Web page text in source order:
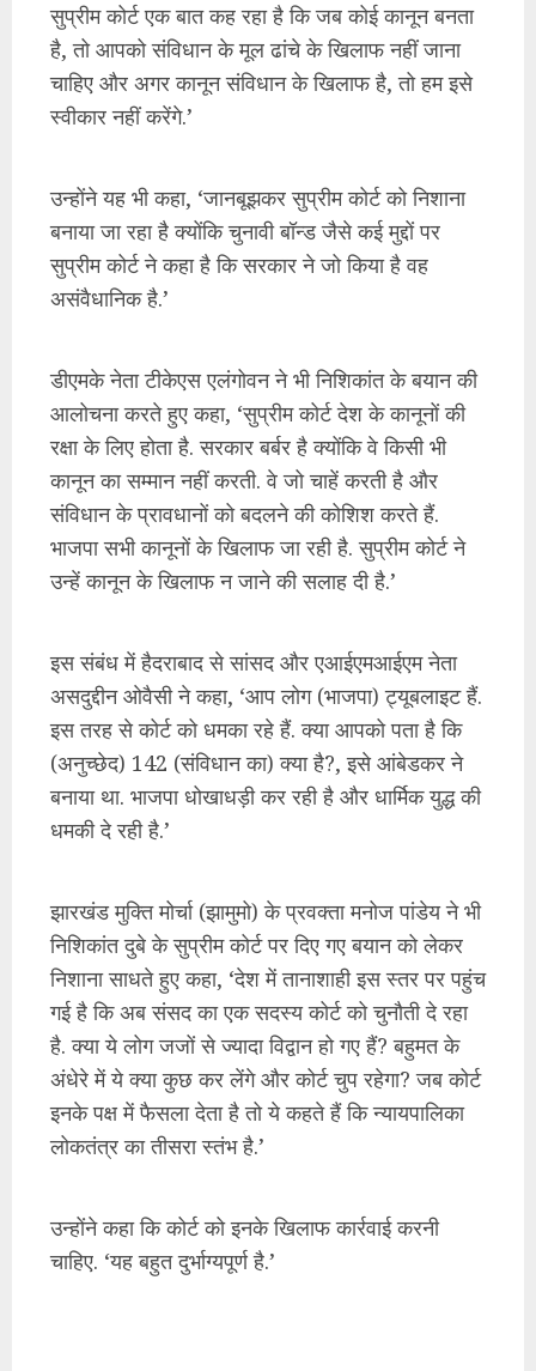
सुप्रीम कोर्ट एक बात कह रहा है कि जब कोई कानून बनता
है, तो आपको संविधान के मूल ढांचे के खिलाफ नहीं जाना
चाहिए और अगर कानून संविधान के खिलाफ है, तो हम इसे
स्वीकार नहीं करेंगे.’
उन्होंने यह भी कहा, ‘जानबूझकर सुप्रीम कोर्ट को निशाना
बनाया जा रहा है क्योंकि चुनावी बॉन्ड जैसे कई मुद्दों पर
सुप्रीम कोर्ट ने कहा है कि सरकार ने जो किया है वह
असंवैधानिक है.’
डीएमके नेता टीकेएस एलंगोवन ने भी निशिकांत के बयान की
आलोचना करते हुए कहा, ‘सुप्रीम कोर्ट देश के कानूनों की
रक्षा के लिए होता है. सरकार बर्बर है क्योंकि वे किसी भी
कानून का सम्मान नहीं करती. वे जो चाहें करती है और
संविधान के प्रावधानों को बदलने की कोशिश करते हैं.
भाजपा सभी कानूनों के खिलाफ जा रही है. सुप्रीम कोर्ट ने
उन्हें कानून के खिलाफ न जाने की सलाह दी है.’
इस संबंध में हैदराबाद से सांसद और एआईएमआईएम नेता
असदुद्दीन ओवैसी ने कहा, ‘आप लोग (भाजपा) ट्यूबलाइट हैं.
इस तरह से कोर्ट को धमका रहे हैं. क्या आपको पता है कि
(अनुच्छेद) 142 (संविधान का) क्या है?, इसे आंबेडकर ने
बनाया था. भाजपा धोखाधड़ी कर रही है और धार्मिक युद्ध की
धमकी दे रही है.’
झारखंड मुक्ति मोर्चा (झामुमो) के प्रवक्ता मनोज पांडेय ने भी
निशिकांत दुबे के सुप्रीम कोर्ट पर दिए गए बयान को लेकर
निशाना साधते हुए कहा, ‘देश में तानाशाही इस स्तर पर पहुंच
गई है कि अब संसद का एक सदस्य कोर्ट को चुनौती दे रहा
है. क्या ये लोग जजों से ज्यादा विद्वान हो गए हैं? बहुमत के
अंधेरे में ये क्या कुछ कर लेंगे और कोर्ट चुप रहेगा? जब कोर्ट
इनके पक्ष में फैसला देता है तो ये कहते हैं कि न्यायपालिका
लोकतंत्र का तीसरा स्तंभ है.’
उन्होंने कहा कि कोर्ट को इनके खिलाफ कार्रवाई करनी
चाहिए. ‘यह बहुत दुर्भाग्यपूर्ण है.’